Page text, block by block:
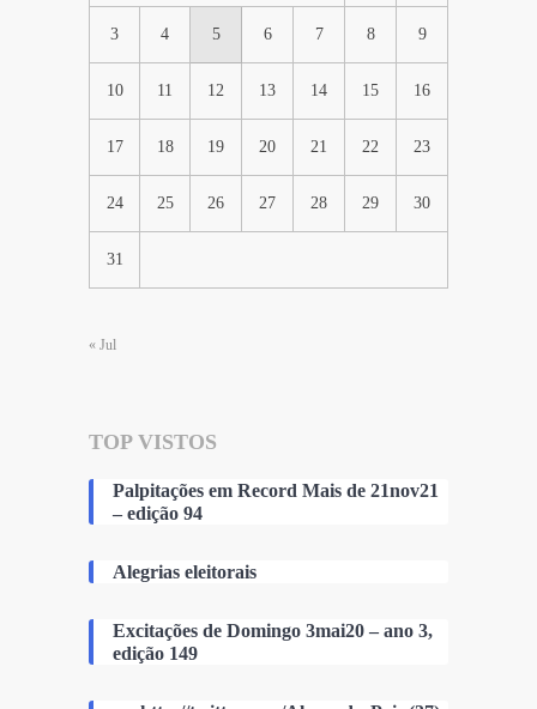
3 4 5 6 7 8 9
10 11 12 13 14 15 16
17 18 19 20 21 22 23
24 25 26 27 28 29 30
31
« Jul
TOP VISTOS
Palpitações em Record Mais de 21nov21
– edição 94
Alegrias eleitorais
Excitações de Domingo 3mai20 – ano 3,
edição 149